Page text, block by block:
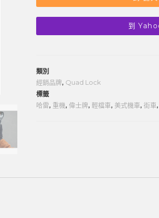
到
類別
經銷品牌, Quad Lock
標籤
哈雷, 重機, 偉士牌, 輕檔車, 美式機車,街車